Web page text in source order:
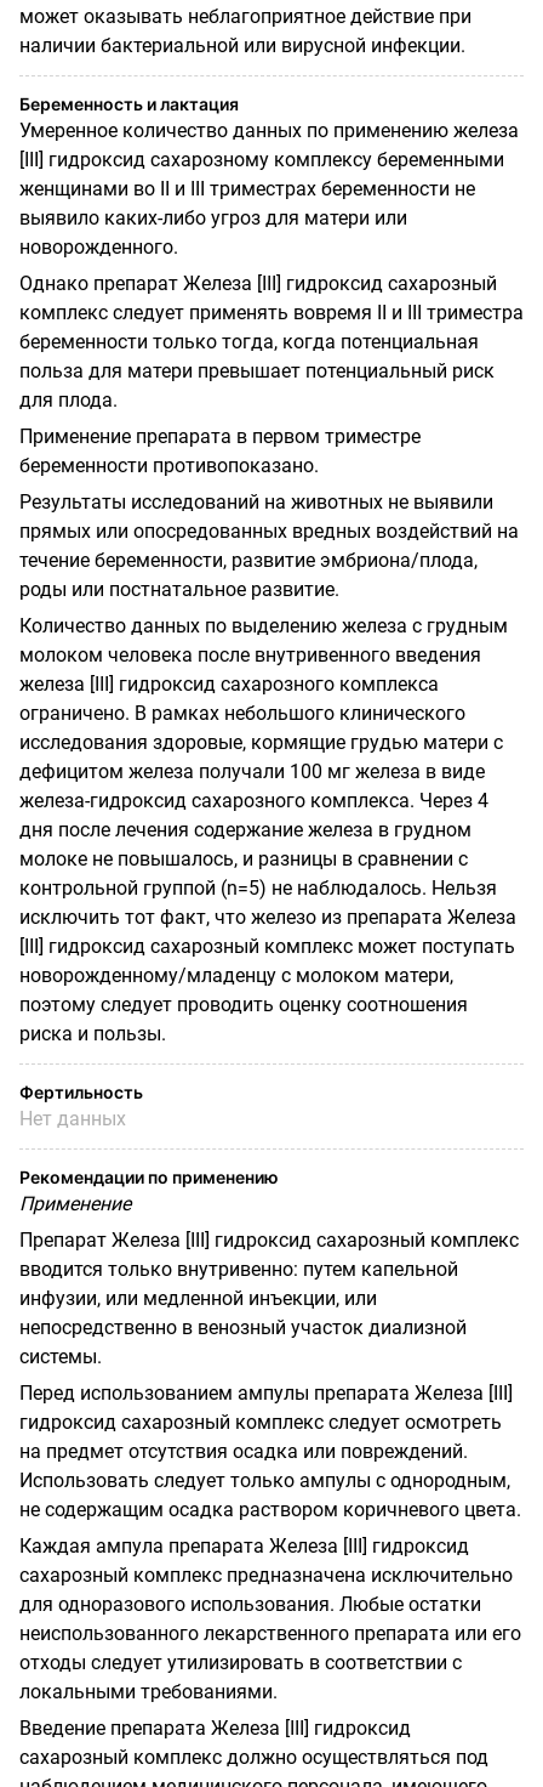
может оказывать неблагоприятное действие при
наличии бактериальной или вирусной инфекции.
Беременность и лактация
Умеренное количество данных по применению железа
[III] гидроксид сахарозному комплексу беременными
женщинами во II и III триместрах беременности не
выявило каких-либо угроз для матери или
новорожденного.
Однако препарат Железа [III] гидроксид сахарозный
комплекс следует применять вовремя II и III триместра
беременности только тогда, когда потенциальная
польза для матери превышает потенциальный риск
для плода.
Применение препарата в первом триместре
беременности противопоказано.
Результаты исследований на животных не выявили
прямых или опосредованных вредных воздействий на
течение беременности, развитие эмбриона/плода,
роды или постнатальное развитие.
Количество данных по выделению железа с грудным
молоком человека после внутривенного введения
железа [III] гидроксид сахарозного комплекса
ограничено. В рамках небольшого клинического
исследования здоровые, кормящие грудью матери с
дефицитом железа получали 100 мг железа в виде
железа-гидроксид сахарозного комплекса. Через 4
дня после лечения содержание железа в грудном
молоке не повышалось, и разницы в сравнении с
контрольной группой (n=5) не наблюдалось. Нельзя
исключить тот факт, что железо из препарата Железа
[III] гидроксид сахарозный комплекс может поступать
новорожденному/младенцу с молоком матери,
поэтому следует проводить оценку соотношения
риска и пользы.
Фертильность
Нет данных
Рекомендации по применению
Применение
Препарат Железа [III] гидроксид сахарозный комплекс
вводится только внутривенно: путем капельной
инфузии, или медленной инъекции, или
непосредственно в венозный участок диализной
системы.
Перед использованием ампулы препарата Железа [III]
гидроксид сахарозный комплекс следует осмотреть
на предмет отсутствия осадка или повреждений.
Использовать следует только ампулы с однородным,
не содержащим осадка раствором коричневого цвета.
Каждая ампула препарата Железа [III] гидроксид
сахарозный комплекс предназначена исключительно
для одноразового использования. Любые остатки
неиспользованного лекарственного препарата или его
отходы следует утилизировать в соответствии с
локальными требованиями.
Введение препарата Железа [III] гидроксид
сахарозный комплекс должно осуществляться под